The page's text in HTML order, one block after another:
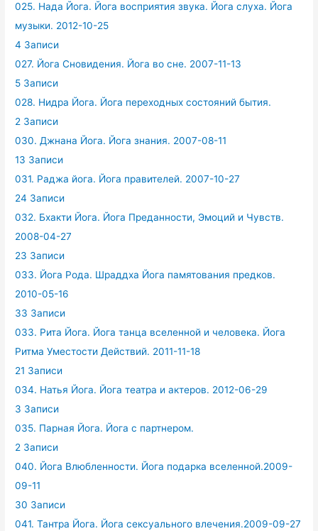
025. Нада Йога. Йога восприятия звука. Йога слуха. Йога
музыки. 2012-10-25
4 Записи
027. Йога Сновидения. Йога во сне. 2007-11-13
5 Записи
028. Нидра Йога. Йога переходных состояний бытия.
2 Записи
030. Джнана Йога. Йога знания. 2007-08-11
13 Записи
031. Раджа йога. Йога правителей. 2007-10-27
24 Записи
032. Бхакти Йога. Йога Преданности, Эмоций и Чувств.
2008-04-27
23 Записи
033. Йога Рода. Шраддха Йога памятования предков.
2010-05-16
33 Записи
033. Рита Йога. Йога танца вселенной и человека. Йога
Ритма Уместости Действий. 2011-11-18
21 Записи
034. Натья Йога. Йога театра и актеров. 2012-06-29
3 Записи
035. Парная Йога. Йога с партнером.
2 Записи
040. Йога Влюбленности. Йога подарка вселенной.2009-
09-11
30 Записи
041. Тантра Йога. Йога сексуального влечения.2009-09-27